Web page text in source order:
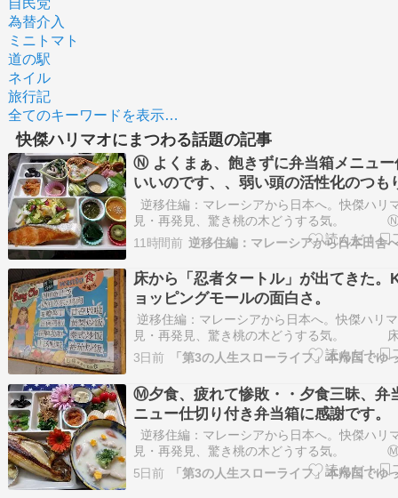
自民党
為替介入
ミニトマト
道の駅
ネイル
旅行記
全てのキーワードを表示…
快傑ハリマオにまつわる話題の記事
Ⓝ よくまぁ、飽きずに弁当箱メニュー
いいのです、、弱い頭の活性化のつも
す。
逆移住編：マレーシアから日本へ。快傑ハリ
見・再発見、驚き桃の木どうする気。 Ⓝ
ぁ、飽きずに弁当箱メニュー作り。いいのです
頭の活性化のつもりです。今までの毎日作っ
クシの素人男の晩飯です。今日も40個くらい
います・・…
11時間前
床から「忍者タートル」が出てきた。
ョッピングモールの面白さ。
逆移住編：マレーシアから日本へ。快傑ハリ
見・再発見、驚き桃の木どうする気。
「忍者タートル」が出てきた。KLのショッピ
ルの面白さ。中国系マレーシア人がマレーシ
かしていると言っても過言じゃないほど、経済
躍しています。黒…
3日前
Ⓜ夕食、疲れて惨敗・・夕食三昧、弁
ニュー仕切り付き弁当箱に感謝です。
逆移住編：マレーシアから日本へ。快傑ハリ
見・再発見、驚き桃の木どうする気。 Ⓜ
疲れて惨敗・・夕食三昧、弁当箱メニュー仕切
当箱に感謝です。「惨敗」の意味は？「残飯
5日前